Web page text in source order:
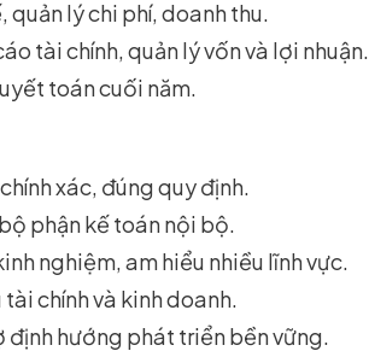
lý chi phí, doanh thu.
tài chính, quản lý vốn và lợi nhuận.
toán cuối năm.
xác, đúng quy định.
phận kế toán nội bộ.
nghiệm, am hiểu nhiều lĩnh vực.
chính và kinh doanh.
định hướng phát triển bền vững.